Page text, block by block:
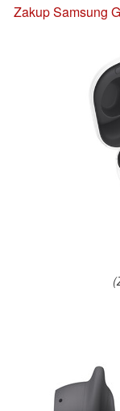
Zakup Samsung